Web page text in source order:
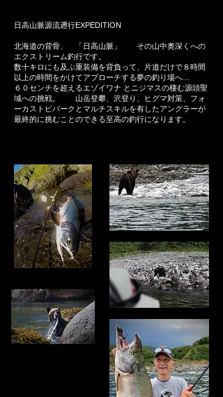
​日高山脈源流遡行EXPEDITION
北海道の背骨、 「日高山脈」 その山中奥深くへの
エクストリーム釣行です。
数十キロにも及ぶ重装備を背負って、片道だけで８時間
以上の時間をかけてアプローチする夢の釣り場へ…
６０センチを超えるエゾイワナ とニジマスの棲む源頭聖
域への挑戦。 山岳登攀、沢登り、ヒグマ対策、フォ
ーカストビバークとマルチスキルを有したアングラーが
最終的に挑むことのできる至高の釣行になります。